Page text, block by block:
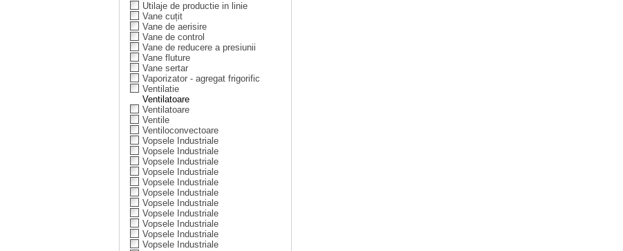
Utilaje de productie in linie
Vane cuțit
Vane de aerisire
Vane de control
Vane de reducere a presiunii
Vane fluture
Vane sertar
Vaporizator - agregat frigorific
Ventilatie
Ventilatoare
Ventilatoare
Ventile
Ventiloconvectoare
Vopsele Industriale
Vopsele Industriale
Vopsele Industriale
Vopsele Industriale
Vopsele Industriale
Vopsele Industriale
Vopsele Industriale
Vopsele Industriale
Vopsele Industriale
Vopsele Industriale
Vopsele Industriale